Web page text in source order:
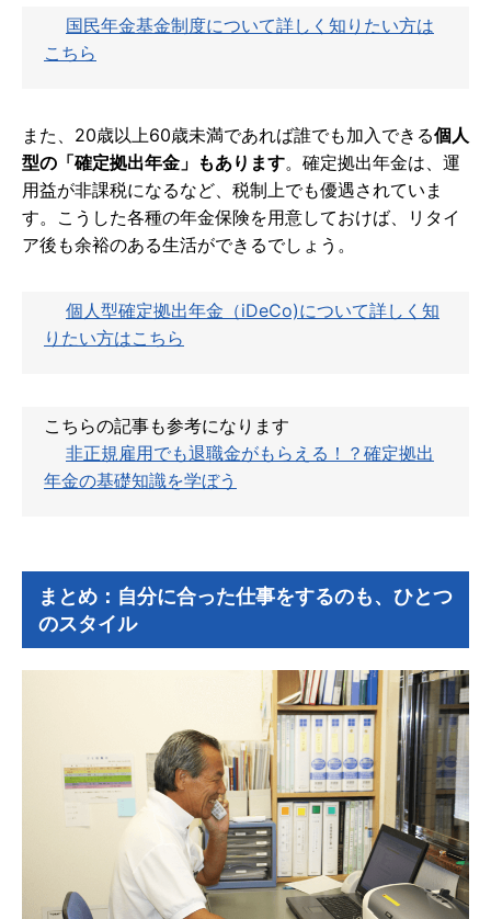
国民年金基金制度について詳しく知りたい方は
こちら
また、20歳以上60歳未満であれば誰でも加入できる個人
型の「確定拠出年金」もあります。確定拠出年金は、運
用益が非課税になるなど、税制上でも優遇されていま
す。こうした各種の年金保険を用意しておけば、リタイ
ア後も余裕のある生活ができるでしょう。
個人型確定拠出年金（iDeCo)について詳しく知
りたい方はこちら
こちらの記事も参考になります
非正規雇用でも退職金がもらえる！？確定拠出
年金の基礎知識を学ぼう
まとめ：自分に合った仕事をするのも、ひとつ
のスタイル